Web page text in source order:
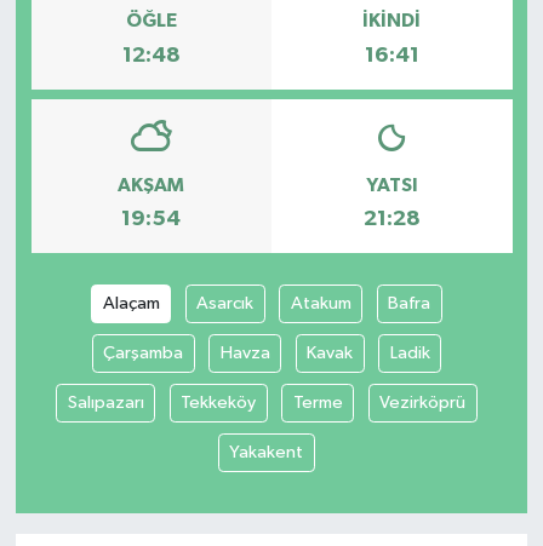
ÖĞLE
12:48
İKINDI
16:41
AKŞAM
19:54
YATSI
21:28
Alaçam Asarcık Atakum Bafra
Çarşamba Havza Kavak Ladik
Salıpazarı Tekkeköy Terme Vezirköprü
Yakakent